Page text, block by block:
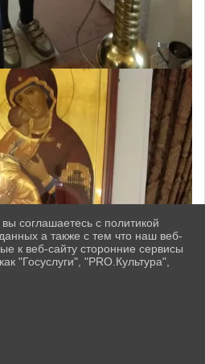
соглашаетесь с политикой
а также с тем что наш веб-
к веб-сайту сторонние сервисы
"Госуслуги", "PRO.Культура",